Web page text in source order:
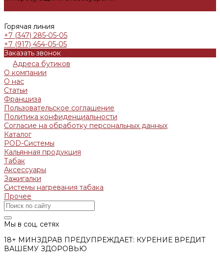
Горячая линия
+7 (347) 285-05-05
+7 (917) 454-05-05
Заказать звонок
Адреса бутиков
О компании
О нас
Статьи
Франшиза
Пользовательское соглашение
Политика конфиденциальности
Согласие на обработку персональных данных
Каталог
POD-Системы
Кальянная продукция
Табак
Аксессуары
Зажигалки
Системы нагревания табака
Прочее
Мы в соц. сетях
18+ МИНЗДРАВ ПРЕДУПРЕЖДАЕТ: КУРЕНИЕ ВРЕДИТ
ВАШЕМУ ЗДОРОВЬЮ